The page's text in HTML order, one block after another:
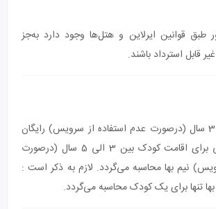
طبق قوانین ایرلاین و هتل‌ها وجود دارد به‌جز
قابل استرداد باشند.
اقامت کودک زیر 3 سال (درصورت عدم استفاده از سرویس) رایگان
می‌باشد و بازه سنی برای اقامت کودک بین 3 الی 5 سال (درصورت
نیم بها محاسبه می‌گردد. لازم به ذکر است :
تنها برای یک کودک محاسبه می‌گردد.